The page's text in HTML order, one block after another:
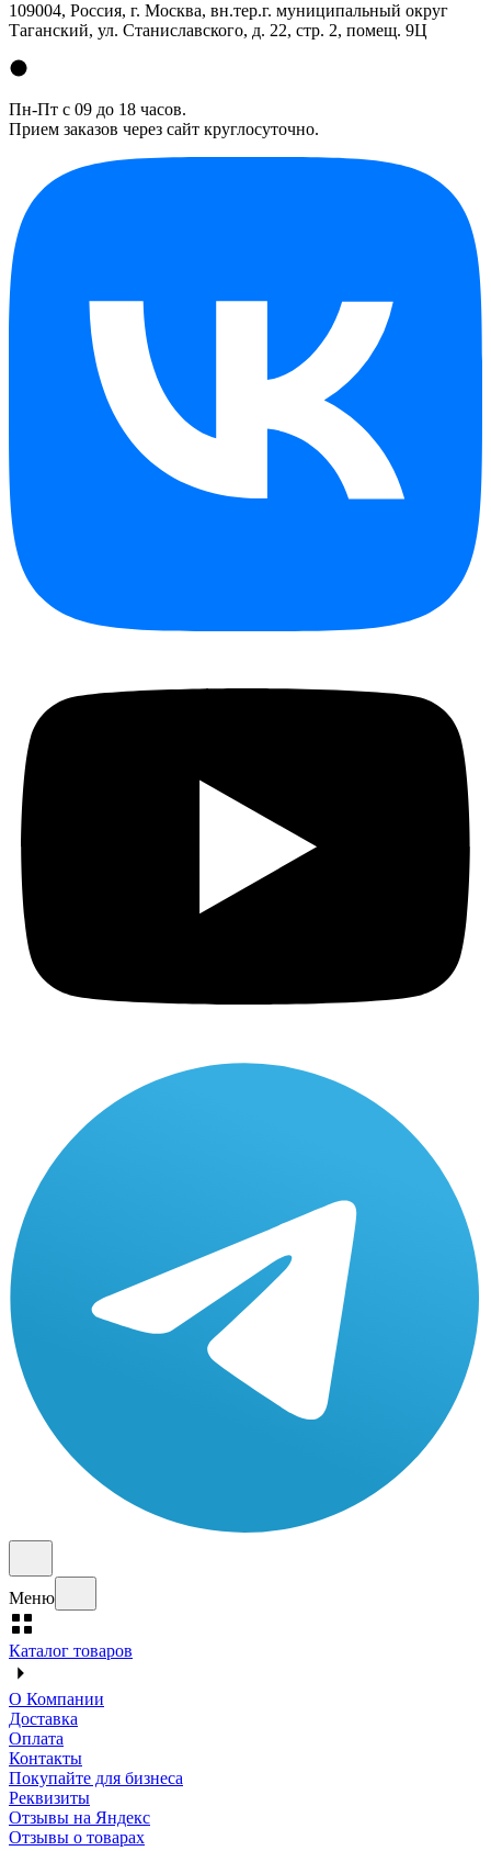
109004, Россия, г. Москва, вн.тер.г. муниципальный округ
Таганский, ул. Станиславского, д. 22, стр. 2, помещ. 9Ц
Пн-Пт с 09 до 18 часов.
Прием заказов через сайт круглосуточно.
Меню
Каталог товаров
О Компании
Доставка
Оплата
Контакты
Покупайте для бизнеса
Реквизиты
Отзывы на Яндекс
Отзывы о товарах